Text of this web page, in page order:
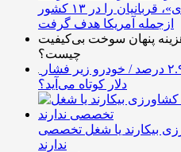
جاسوس‌افزار چینی «لایت‌اسپای»، قربانیان را در ۱۳ کشور
ازجمله آمریکا هدف گرفت
پنهان سوخت بی‌کیفیت
چیست؟
دلار ۴ درصد ریخت، ۲۰۷ فقط ۲.۹ درصد / خودرو زیر فشار
دلار کوتاه می‌آید؟
بیکارند یا شغل تخصصی
ندارند